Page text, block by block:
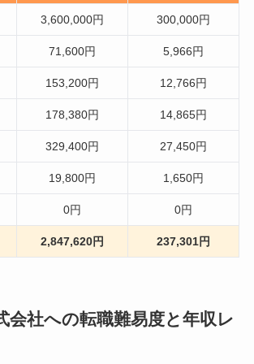
3,600,000円 300,000円
71,600円 5,966円
153,200円 12,766円
178,380円 14,865円
329,400円 27,450円
19,800円 1,650円
0円 0円
2,847,620円 237,301円
会社への転職難易度と年収レ